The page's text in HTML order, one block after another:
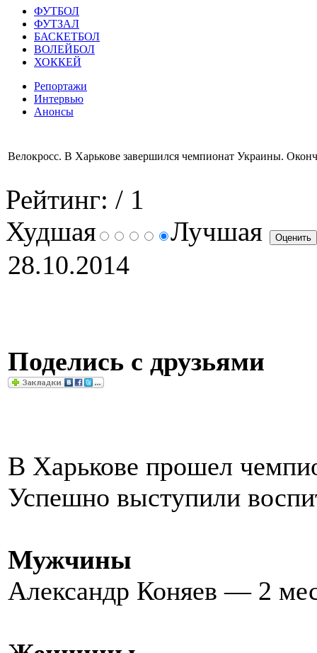
ФУТБОЛ
ФУТЗАЛ
БАСКЕТБОЛ
ВОЛЕЙБОЛ
ХОККЕЙ
Репортажи
Интервью
Анонсы
Велокросс. В Харькове завершился чемпионат Украины.
Рейтинг: / 1
Худшая
Лучшая
28.10.2014
Поделись с друзьями
В Харькове прошел
Успешно выступили
Мужчины
Александр Коняев — 2